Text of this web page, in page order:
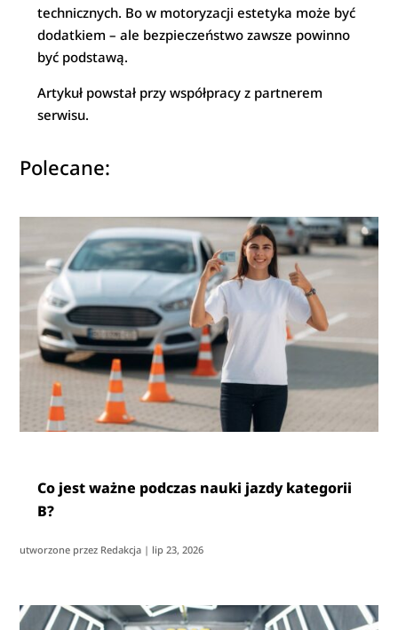
technicznych. Bo w motoryzacji estetyka może być
dodatkiem – ale bezpieczeństwo zawsze powinno
być podstawą.
Artykuł powstał przy współpracy z partnerem
serwisu.
Polecane:
Co jest ważne podczas nauki jazdy kategorii
B?
utworzone przez Redakcja | lip 23, 2026